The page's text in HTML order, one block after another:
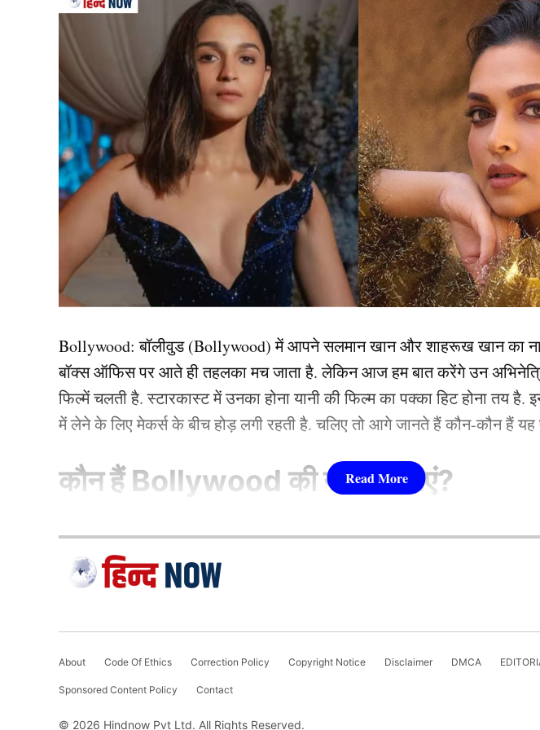
— Virat Kohli Fan Club (@TeamVirat) January 29, 2026
सोशल मीडिया पर फैंस परेशान हैं, और विराट कोहली के इंस्टाग्राम अकाउंट का
यूजर्स का दावा है कि विराट कोहली के भाई विकास कोहली का भी अकाउंट दिखाई
उठता है कि दोनों का अकाउंट किसी ग्लिच की वजह से गायब हुआ भी तो एक साथ कैसे
कि शायद कोहली ने अपना इंस्टा अकाउंट खुद डिलीट या डीएक्टिवेट किया है.
जानकारी सामने नहीं आई है. यह तो आने वाला वक्त ही बताएगा विराट कोहली का
रिकवर हुआ इंस्टाग्राम अकाउंट
Bollywood:बॉलीवुड (Bollywood)में आपने सलमान खान और शाहरूख खान का
बॉक्स ऑफिस पर आते ही तहलका मच जाता है. लेकिन आज हम बात करेंगे उन
फिल्में चलती है. स्टारकास्ट में उनका होना यानी की फिल्म का पक्का हिट होना तय है.
में लेने के लिए मेकर्स के बीच होड़ लगी रहती है. चलिए तो आगे जानते हैं कौन-कौन हैं
कौन हैंBollywood की यह हसीनाएं?
1.दीपिका पादुकोण ( Deepika
फिल्मों में ‘कॉकटेल’, ‘छपाक’, ‘पठान’, ‘जवान’ और ‘कल्कि 2898 AD’ भी शामिल है.
About Code Of Ethics Correction Policy Copyright Notice Disclaimer DMCA
Sponsored Content Policy Contact
© 2026 Hindnow Pvt Ltd. All Rights Reserved.